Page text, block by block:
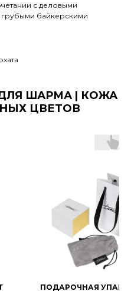
с деловыми
байкерскими
ШАРМА | КОЖА
ЦВЕТОВ
ПОДАРОЧНАЯ